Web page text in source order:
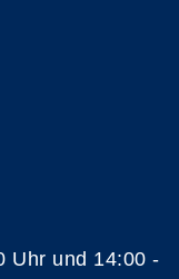
Uhr und 14:00 -